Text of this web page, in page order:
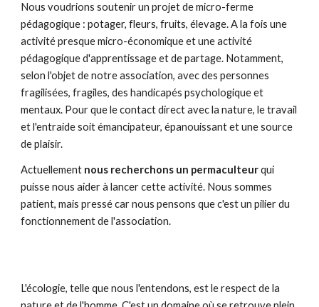
Nous voudrions soutenir un projet de micro-ferme
pédagogique : potager, fleurs, fruits, élevage. A la fois une
activité presque micro-économique et une activité
pédagogique d'apprentissage et de partage. Notamment,
selon l'objet de notre association, avec des personnes
fragilisées, fragiles, des handicapés psychologique et
mentaux. Pour que le contact direct avec la nature, le travail
et l'entraide soit émancipateur, épanouissant et une source
de plaisir.
Actuellement nous recherchons un permaculteurqui
puisse nous aider à lancer cette activité. Nous sommes
patient, mais pressé car nous pensons que c'est un pilier du
fonctionnement de l'association.
L'écologie, telle que nous l'entendons, est le respect de la